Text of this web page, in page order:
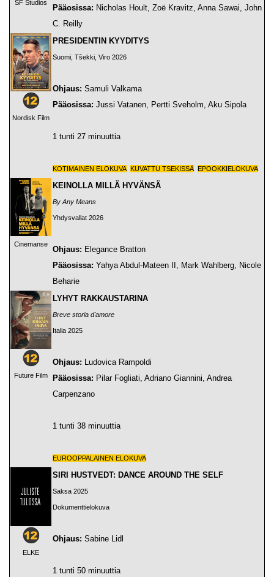
SF Studios
Pääosissa: Nicholas Hoult, Zoë Kravitz, Anna Sawai, John
C. Reilly
Nordisk Film
PRESIDENTIN KYYDITYS
Suomi, Tšekki, Viro 2026
Ohjaus: Samuli Valkama
Pääosissa: Jussi Vatanen, Pertti Sveholm, Aku Sipola
1 tunti 27 minuuttia
KOTIMAINEN ELOKUVA KUVATTU TSEKISSÄ EPOOKKIELOKUVA
Cinemanse
KEINOLLA MILLÄ HYVÄNSÄ
By Any Means
Yhdysvallat 2026
Ohjaus: Elegance Bratton
Pääosissa: Yahya Abdul-Mateen II, Mark Wahlberg, Nicole
Beharie
Future Film
LYHYT RAKKAUSTARINA
Breve storia d'amore
Italia 2025
Ohjaus: Ludovica Rampoldi
Pääosissa: Pilar Fogliati, Adriano Giannini, Andrea
Carpenzano
1 tunti 38 minuuttia
EUROOPPALAINEN ELOKUVA
ELKE
SIRI HUSTVEDT: DANCE AROUND THE SELF
Saksa 2025
Dokumenttielokuva
Ohjaus: Sabine Lidl
1 tunti 50 minuuttia